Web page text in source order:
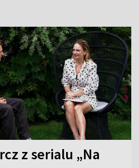
z serialu „Na